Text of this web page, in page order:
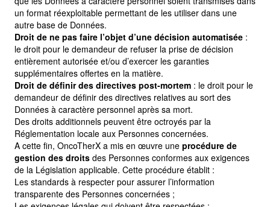
un format réexploitable permettant de les utiliser dans une
autre base de Données.
Droit de ne pas faire l’objet d’une décision automatisée :
le droit pour le demandeur de refuser la prise de décision
entièrement autorisée et/ou d’exercer les garanties
supplémentaires offertes en la matière.
Droit de définir des directives post-mortem : le droit pour le
demandeur de définir des directives relatives au sort des
Données à caractère personnel après sa mort.
Des droits additionnels peuvent être octroyés par la
Réglementation locale aux Personnes concernées.
A cette fin, OncoTherX a mis en œuvre une procédure de
gestion des droits des Personnes conformes aux exigences
de la Législation applicable. Cette procédure établit :
Les standards à respecter pour assurer l’information
transparente des Personnes concernées ;